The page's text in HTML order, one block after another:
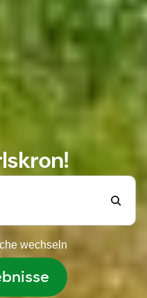
wechseln